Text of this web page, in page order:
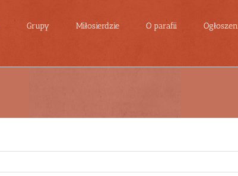
Grupy Miłosierdzie O parafii